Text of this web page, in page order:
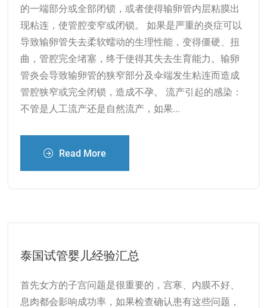
的一端部分或全部闭锁，或者使得输卵管内层粘膜出
现粘连，使管腔变窄或闭锁。 如果是严重的炎症可以
导致输卵管失去柔软蠕动的生理性能，变得僵硬、扭
曲，管腔完全堵塞，终于使得其失去生育能力。输卵
管炎会导致输卵管的狭窄部分及伞端发生粘连而造成
管腔狭窄或完全闭锁，造成不孕。 流产引起的感染：
不管是人工流产还是自然流产，如果...
Read More
泰国试管婴儿经验汇总
首先女方的子宫问题是很重要的，宫寒、内膜不好、
息肉都会影响成功率，如果检查确认患有这些问题，